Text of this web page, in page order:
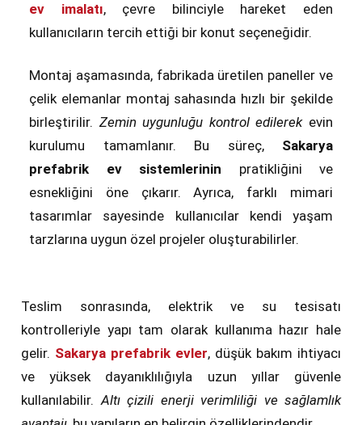
ev imalatı, çevre bilinciyle hareket eden
kullanıcıların tercih ettiği bir konut seçeneğidir.
Montaj aşamasında, fabrikada üretilen paneller ve
çelik elemanlar montaj sahasında hızlı bir şekilde
birleştirilir. Zemin uygunluğu kontrol edilerekevin
kurulumu tamamlanır. Bu süreç, Sakarya
prefabrik ev sistemlerinin pratikliğini ve
esnekliğini öne çıkarır. Ayrıca, farklı mimari
tasarımlar sayesinde kullanıcılar kendi yaşam
tarzlarına uygun özel projeler oluşturabilirler.
Teslim sonrasında, elektrik ve su tesisatı
kontrolleriyle yapı tam olarak kullanıma hazır hale
gelir. Sakarya prefabrik evler, düşük bakım ihtiyacı
ve yüksek dayanıklılığıyla uzun yıllar güvenle
kullanılabilir.Altı çizili enerji verimliliği ve sağlamlık